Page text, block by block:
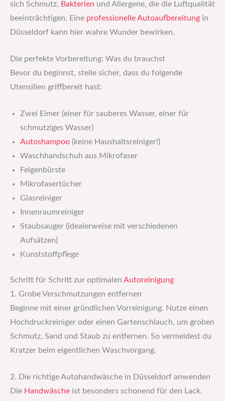
sich Schmutz, Bakterien und Allergene, die die Luftqualität
beeinträchtigen. Eine professionelle Autoaufbereitung in
Düsseldorf kann hier wahre Wunder bewirken.
Die perfekte Vorbereitung: Was du brauchst
Bevor du beginnst, stelle sicher, dass du folgende
Utensilien griffbereit hast:
Zwei Eimer (einer für sauberes Wasser, einer für
schmutziges Wasser)
Autoshampoo (keine Haushaltsreiniger!)
Waschhandschuh aus Mikrofaser
Felgenbürste
Mikrofasertücher
Glasreiniger
Innenraumreiniger
Staubsauger (idealerweise mit verschiedenen
Aufsätzen)
Kunststoffpflege
Schritt für Schritt zur optimalen Autoreinigung
1. Grobe Verschmutzungen entfernen
Beginne mit einer gründlichen Vorreinigung. Nutze einen
Hochdruckreiniger oder einen Gartenschlauch, um groben
Schmutz, Sand und Staub zu entfernen. So vermeidest du
Kratzer beim eigentlichen Waschvorgang.
2. Die richtige Autohandwäsche in Düsseldorf anwenden
Die Handwäsche ist besonders schonend für den Lack.